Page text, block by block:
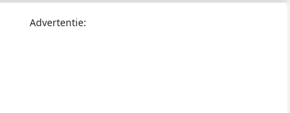
Advertentie: